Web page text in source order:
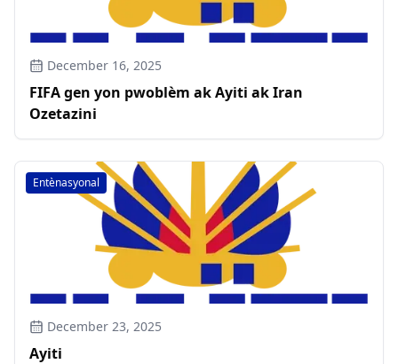
December 16, 2025
FIFA gen yon pwoblèm ak Ayiti ak Iran
Ozetazini
Entènasyonal
December 23, 2025
Ayiti